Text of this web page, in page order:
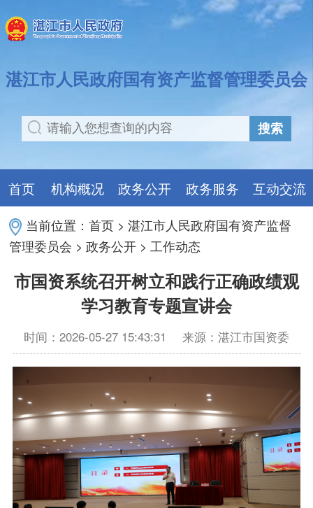
湛江市人民政府国有资产监督管理委员会
搜索
首页 机构概况 政务公开 政务服务 互动交流
当前位置：首页 >湛江市人民政府国有资产监督
管理委员会 >政务公开 > 工作动态
市国资系统召开树立和践行正确政绩观
学习教育专题宣讲会
时间：2026-05-27 15:43:31 来源：湛江市国资委